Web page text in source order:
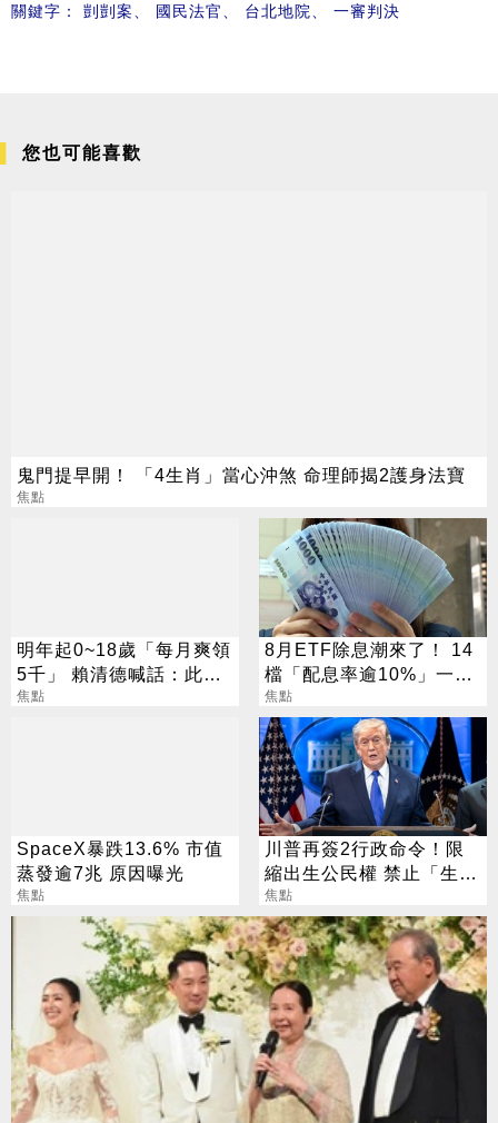
關鍵字： 剴剴案 國民法官 台北地院 一審判決
您也可能喜歡
鬼門提早開！ 「4生肖」當心沖煞 命理師揭2護身法寶
焦點
明年起0~18歲「每月爽領
5千」 賴清德喊話：此時
不生待何時
焦點
8月ETF除息潮來了！ 14
檔「配息率逾10%」一次
看
焦點
SpaceX暴跌13.6% 市值
蒸發逾7兆 原因曝光
焦點
川普再簽2行政命令！限
縮出生公民權 禁止「生育
旅遊」
焦點